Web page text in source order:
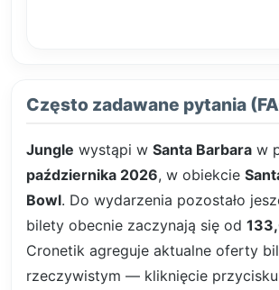
Często zadawane pytania
Jungle wystąpi w Santa Barbara w
października 2026, w obiekcie
Bowl. Do wydarzenia pozostało
bilety obecnie zaczynają się od
Cronetik agreguje aktualne oferty
rzeczywistym — kliknięcie